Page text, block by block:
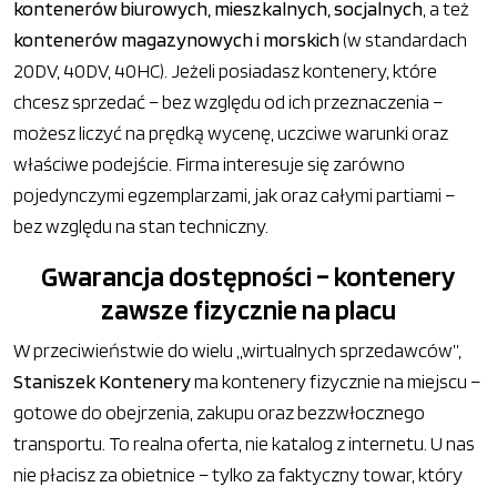
kontenerów biurowych, mieszkalnych, socjalnych , a też
kontenerów magazynowych i morskich(w standardach
20DV, 40DV, 40HC). Jeżeli posiadasz kontenery, które
chcesz sprzedać – bez względu od ich przeznaczenia –
możesz liczyć na prędką wycenę, uczciwe warunki oraz
właściwe podejście. Firma interesuje się zarówno
pojedynczymi egzemplarzami, jak oraz całymi partiami –
bez względu na stan techniczny.
Gwarancja dostępności – kontenery
zawsze fizycznie na placu
W przeciwieństwie do wielu „wirtualnych sprzedawców”,
Staniszek Konteneryma kontenery fizycznie na miejscu –
gotowe do obejrzenia, zakupu oraz bezzwłocznego
transportu. To realna oferta, nie katalog z internetu. U nas
nie płacisz za obietnice – tylko za faktyczny towar, który